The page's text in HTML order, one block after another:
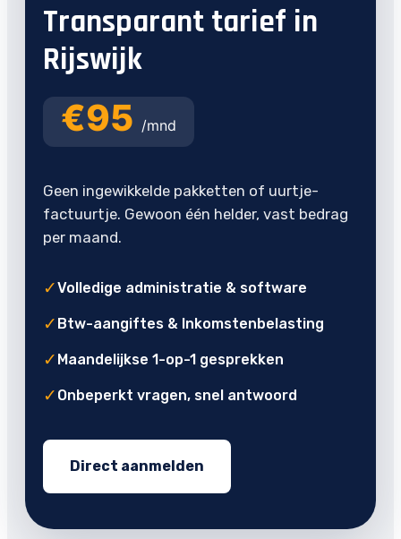
Transparant tarief in
Rijswijk
€95 /mnd
Geen ingewikkelde pakketten of uurtje-
factuurtje. Gewoon één helder, vast bedrag
per maand.
✓Volledige administratie & software
✓ Btw-aangiftes & Inkomstenbelasting
✓ Maandelijkse 1-op-1 gesprekken
✓ Onbeperkt vragen, snel antwoord
Direct aanmelden